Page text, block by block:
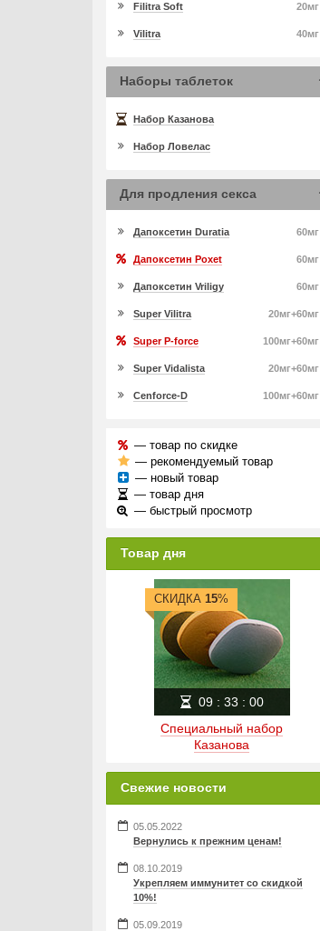
20мг
Filitra Soft
40мг
Vilitra
Наборы таблеток
Набор Казанова
Набор Ловелас
Для продления секса
60мг
Дапоксетин Duratia
60мг
Дапоксетин Poxet
60мг
Дапоксетин Vriligy
20мг+60мг
Super Vilitra
100мг+60мг
Super P-force
20мг+60мг
Super Vidalista
100мг+60мг
Cenforce-D
— товар по скидке
— рекомендуемый товар
— новый товар
— товар дня
— быстрый просмотр
Товар дня
Специальный набор
Казанова
СКИДКА 15%
09: 33: 00
Свежие новости
05.05.2022
Вернулись к прежним ценам!
08.10.2019
Укрепляем иммунитет со скидкой
10%!
05.09.2019